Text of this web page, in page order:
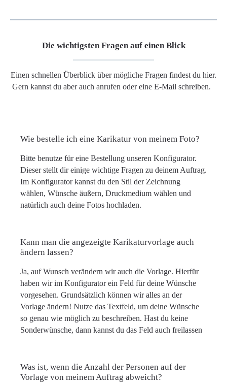
Die wichtigsten Fragen auf einen Blick
Einen schnellen Überblick über mögliche Fragen findest du hier.
Gern kannst du aber auch anrufen oder eine E-Mail schreiben.
Wie bestelle ich eine Karikatur von meinem Foto?
Bitte benutze für eine Bestellung unseren Konfigurator.
Dieser stellt dir einige wichtige Fragen zu deinem Auftrag.
Im Konfigurator kannst du den Stil der Zeichnung
wählen, Wünsche äußern, Druckmedium wählen und
natürlich auch deine Fotos hochladen.
Kann man die angezeigte Karikaturvorlage auch
ändern lassen?
Ja, auf Wunsch verändern wir auch die Vorlage. Hierfür
haben wir im Konfigurator ein Feld für deine Wünsche
vorgesehen. Grundsätzlich können wir alles an der
Vorlage ändern! Nutze das Textfeld, um deine Wünsche
so genau wie möglich zu beschreiben. Hast du keine
Sonderwünsche, dann kannst du das Feld auch freilassen
Was ist, wenn die Anzahl der Personen auf der
Vorlage von meinem Auftrag abweicht?